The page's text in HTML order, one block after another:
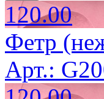
120.00
Фетр
Арт.: